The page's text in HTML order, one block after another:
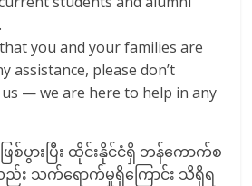
you and your families are
assistance, please don’t
— we are here to help in any
ြစ်ပွားပြီး ထိုင်းနိုင်ငံရှိ ဘန်ကောက်စ
း သက်ရောက်မှုရှိကြောင်း သိရှိရ